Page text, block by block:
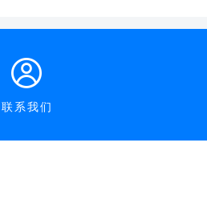
联系我们